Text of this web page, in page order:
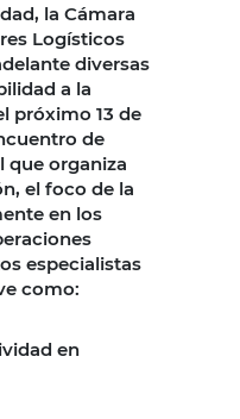
la Cámara
Logísticos
diversas
a la
próximo 13 de
de
que organiza
el foco de la
en los
especialistas
como:
en